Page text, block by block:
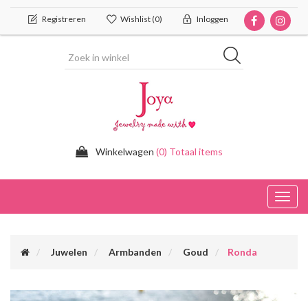
Registreren Wishlist(0) Inloggen
Winkelwagen (0) Totaal items
Juwelen Armbanden Goud Ronda